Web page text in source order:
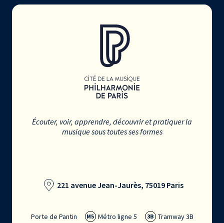
Écouter, voir, apprendre, découvrir et pratiquer la
musique sous toutes ses formes
221 avenue Jean-Jaurès, 75019 Paris
Porte de Pantin M5 Métro ligne 5 3B Tramway 3B